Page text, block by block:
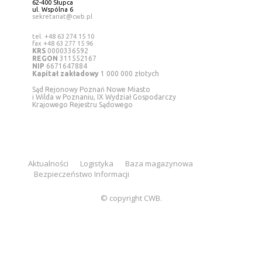
62-400 Słupca
ul. Wspólna 6
sekretariat@cwb.pl
tel. +48 63 274 15 10
fax +48 63 277 15 96
KRS0000336592
REGON 311552167
NIP 6671647884
Kapitał zakładowy1 000 000 złotych
Sąd Rejonowy Poznań Nowe Miasto
i Wilda w Poznaniu, IX Wydział Gospodarczy
Krajowego Rejestru Sądowego
Aktualności Logistyka
Baza magazynowa
Bezpieczeństwo Informacji
© copyright CWB.